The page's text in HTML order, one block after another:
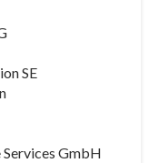
SE
GmbH